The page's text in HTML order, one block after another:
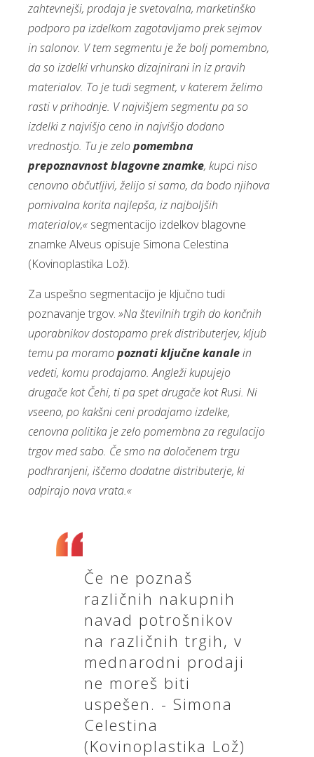
zahtevnejši, prodaja je svetovalna, marketinško
podporo pa izdelkom zagotavljamo prek sejmov
in salonov. V tem segmentu je že bolj pomembno,
da so izdelki vrhunsko dizajnirani in iz pravih
materialov. To je tudi segment, v katerem želimo
rasti v prihodnje. V najvišjem segmentu pa so
izdelki z najvišjo ceno in najvišjo dodano
vrednostjo. Tu je zelopomembna
prepoznavnost blagovne znamke, kupci niso
cenovno občutljivi, želijo si samo, da bodo njihova
pomivalna korita najlepša, iz najboljših
materialov,« segmentacijo izdelkov blagovne
znamke Alveus opisuje Simona Celestina
(Kovinoplastika Lož).
Za uspešno segmentacijo je ključno tudi
poznavanje trgov. »Na številnih trgih do končnih
uporabnikov dostopamo prek distributerjev, kljub
temu pa moramopoznati ključne kanalein
vedeti, komu prodajamo. Angleži kupujejo
drugače kot Čehi, ti pa spet drugače kot Rusi. Ni
vseeno, po kakšni ceni prodajamo izdelke,
cenovna politika je zelo pomembna za regulacijo
trgov med sabo. Če smo na določenem trgu
podhranjeni, iščemo dodatne distributerje, ki
odpirajo nova vrata.«
Če ne poznaš
različnih nakupnih
navad potrošnikov
na različnih trgih, v
mednarodni prodaji
ne moreš biti
uspešen. - Simona
Celestina
(Kovinoplastika Lož)